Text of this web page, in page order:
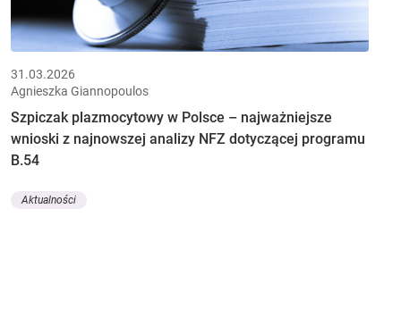
31.03.2026
Agnieszka Giannopoulos
Szpiczak plazmocytowy w Polsce – najważniejsze
wnioski z najnowszej analizy NFZ dotyczącej programu
B.54
Aktualności